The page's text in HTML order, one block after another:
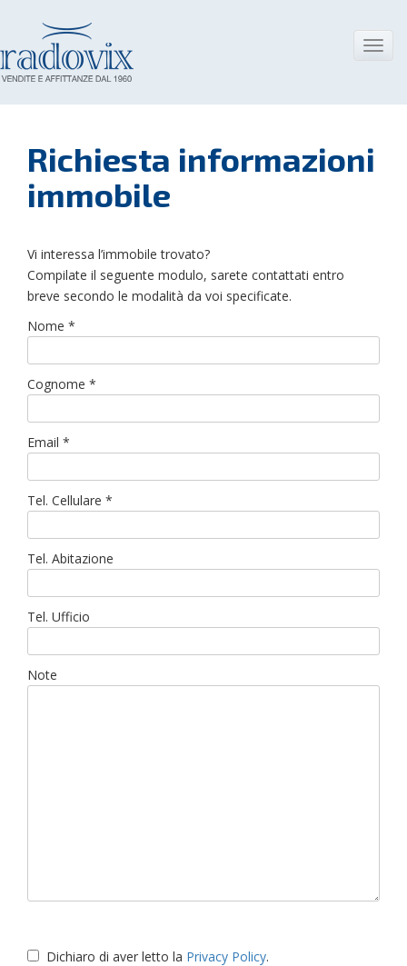
Richiesta informazioni
immobile
Vi interessa l’immobile trovato?
Compilate il seguente modulo, sarete contattati entro
breve secondo le modalità da voi specificate.
Nome *
Cognome *
Email *
Tel. Cellulare *
Tel. Abitazione
Tel. Ufficio
Note
Dichiaro di aver letto la Privacy Policy.